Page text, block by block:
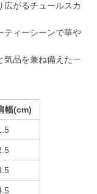
広がるチュールスカ
ティーシーンで華や
気品を兼ね備えた一
幅(cm)